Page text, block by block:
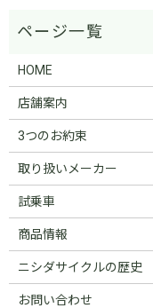
HOME
店舗案内
3つのお約束
取り扱いメーカー
試乗車
商品情報
ニシダサイクルの歴史
お問い合わせ